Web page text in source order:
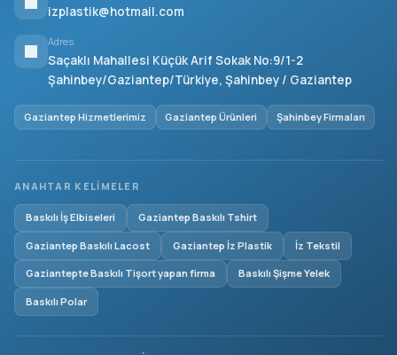
izplastik@hotmail.com
Adres
Saçaklı Mahallesi Küçük Arif Sokak No:9/1-2
Şahinbey/Gaziantep/Türkiye, Şahinbey / Gaziantep
Gaziantep Hizmetlerimiz Gaziantep Ürünleri Şahinbey Firmaları
ANAHTAR KELIMELER
Baskılı İş Elbiseleri Gaziantep Baskılı Tshirt
Gaziantep Baskılı Lacost Gaziantep İz Plastik İz Tekstil
Gaziantepte Baskılı Tişort yapan firma Baskılı Şişme Yelek
Baskılı Polar